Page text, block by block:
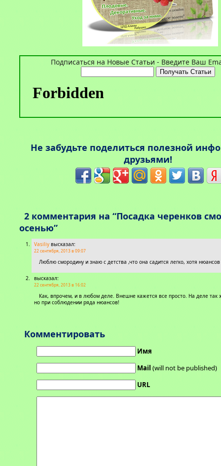
Подписаться на Новые Статьи - Введите Ваш
Не забудьте поделиться полезной
друзьями!
2 комментария на “Посадка черенков
осенью”
Vasiliy высказал:
22 сентября, 2013 в 09:07
Люблю смородину и знаю с детства ,что она садится легко, хотя нюансов
высказал:
22 сентября, 2013 в 16:02
Как, впрочем, и в любом деле. Внешне кажется все просто. На деле так
но при соблюдении ряда нюансов!
Комментировать
Имя
Mail (will not be published)
URL